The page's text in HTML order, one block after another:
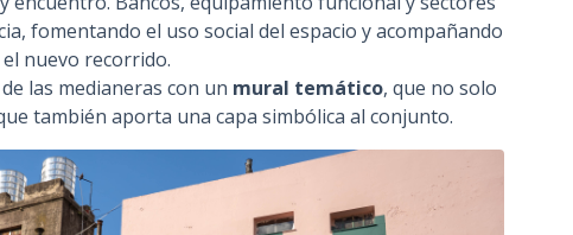
fomentando el uso social del espacio y acompañando
nuevo recorrido.
las medianeras con un mural temático, que no solo
también aporta una capa simbólica al conjunto.